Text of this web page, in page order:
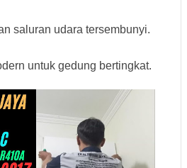
saluran udara tersembunyi.
untuk gedung bertingkat.